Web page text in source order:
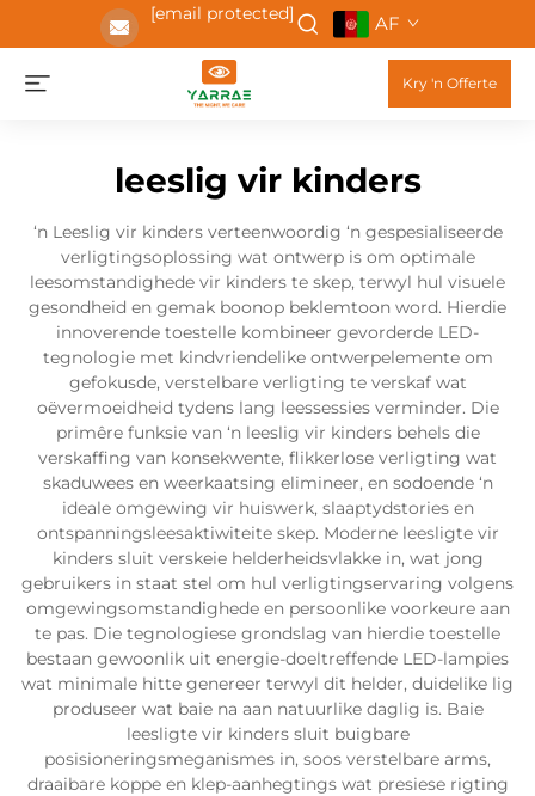
[email protected] AF
Kry 'n Offerte
leeslig vir kinders
‘n Leeslig vir kinders verteenwoordig ‘n gespesialiseerde
verligtingsoplossing wat ontwerp is om optimale
leesomstandighede vir kinders te skep, terwyl hul visuele
gesondheid en gemak boonop beklemtoon word. Hierdie
innoverende toestelle kombineer gevorderde LED-
tegnologie met kindvriendelike ontwerpelemente om
gefokusde, verstelbare verligting te verskaf wat
oëvermoeidheid tydens lang leessessies verminder. Die
primêre funksie van ‘n leeslig vir kinders behels die
verskaffing van konsekwente, flikkerlose verligting wat
skaduwees en weerkaatsing elimineer, en sodoende ‘n
ideale omgewing vir huiswerk, slaaptydstories en
ontspanningsleesaktiwiteite skep. Moderne leesligte vir
kinders sluit verskeie helderheidsvlakke in, wat jong
gebruikers in staat stel om hul verligtingservaring volgens
omgewingsomstandighede en persoonlike voorkeure aan
te pas. Die tegnologiese grondslag van hierdie toestelle
bestaan gewoonlik uit energie-doeltreffende LED-lampies
wat minimale hitte genereer terwyl dit helder, duidelike lig
produseer wat baie na aan natuurlike daglig is. Baie
leesligte vir kinders sluit buigbare
posisioneringsmeganismes in, soos verstelbare arms,
draaibare koppe en klep-aanhegtings wat presiese rigting